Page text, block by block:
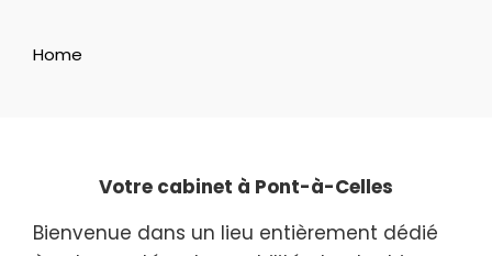
Home
Votre cabinet à Pont-à-Celles
Bienvenue dans un lieu entièrement dédié